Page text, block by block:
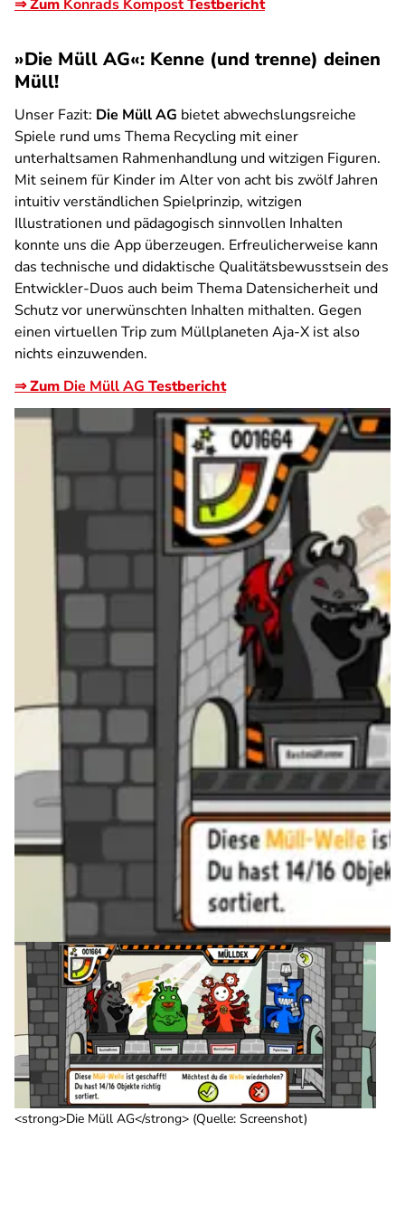
⇒ Zum Konrads KompostTestbericht
»Die Müll AG«: Kenne (und trenne) deinen
Müll!
Unser Fazit: Die Müll AG bietet abwechslungsreiche
Spiele rund ums Thema Recycling mit einer
unterhaltsamen Rahmenhandlung und witzigen Figuren.
Mit seinem für Kinder im Alter von acht bis zwölf Jahren
intuitiv verständlichen Spielprinzip, witzigen
Illustrationen und pädagogisch sinnvollen Inhalten
konnte uns die App überzeugen. Erfreulicherweise kann
das technische und didaktische Qualitätsbewusstsein des
Entwickler-Duos auch beim Thema Datensicherheit und
Schutz vor unerwünschten Inhalten mithalten. Gegen
einen virtuellen Trip zum Müllplaneten Aja-X ist also
nichts einzuwenden.
⇒ Zum Die Müll AG Testbericht
<strong>Die Müll AG</strong> (Quelle: Screenshot)